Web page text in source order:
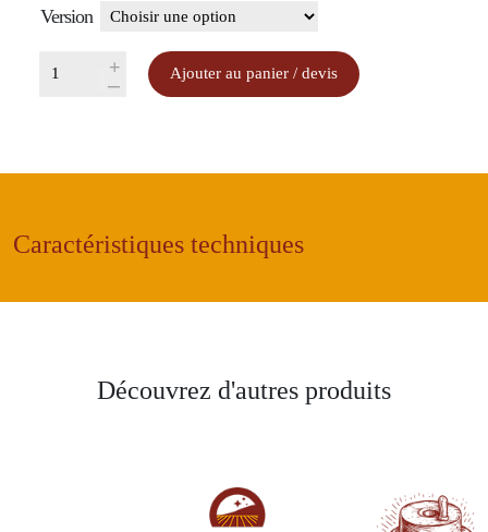
Version
quantité
ensacheuse
+
-
Ajouter au panier / devis
Caractéristiques techniques
Découvrez d'autres produits